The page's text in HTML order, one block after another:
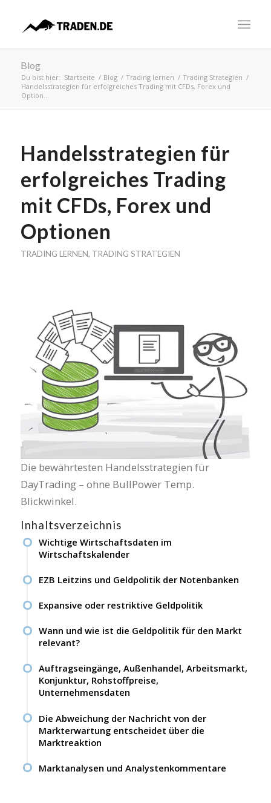
Blog
Du bist hier: Startseite / Blog / Trading lernen / Trading Strategien /
Handelsstrategien für erfolgreiches Trading mit CFDs, Forex und
Option...
Handelsstrategien für
erfolgreiches Trading
mit CFDs, Forex und
Optionen
TRADING LERNEN, TRADING STRATEGIEN
Die bewährtesten Handelsstrategien für
DayTrading – ohne BullPower Temp.
Blickwinkel.
Inhaltsverzeichnis
Wichtige Wirtschaftsdaten im
Wirtschaftskalender
EZB Leitzins und Geldpolitik der Notenbanken
Expansive oder restriktive Geldpolitik
Wann und wie ist die Geldpolitik für den Markt
relevant?
Auftragseingänge, Außenhandel, Arbeitsmarkt,
Konjunktur, Rohstoffpreise,
Unternehmensdaten
Die Abweichung der Nachricht von der
Markterwartung entscheidet über die
Marktreaktion
Marktanalysen und Analystenkommentare